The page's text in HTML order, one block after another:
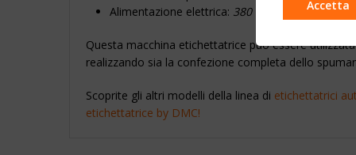
Alimentazione elettrica: 380 V 50/60 Hz + Neutro
Questa macchina etichettatrice può essere
realizzando sia la confezione completa dello
Scoprite gli altri modelli della linea di etichettatrici
etichettatrice by DMC!
Accetta